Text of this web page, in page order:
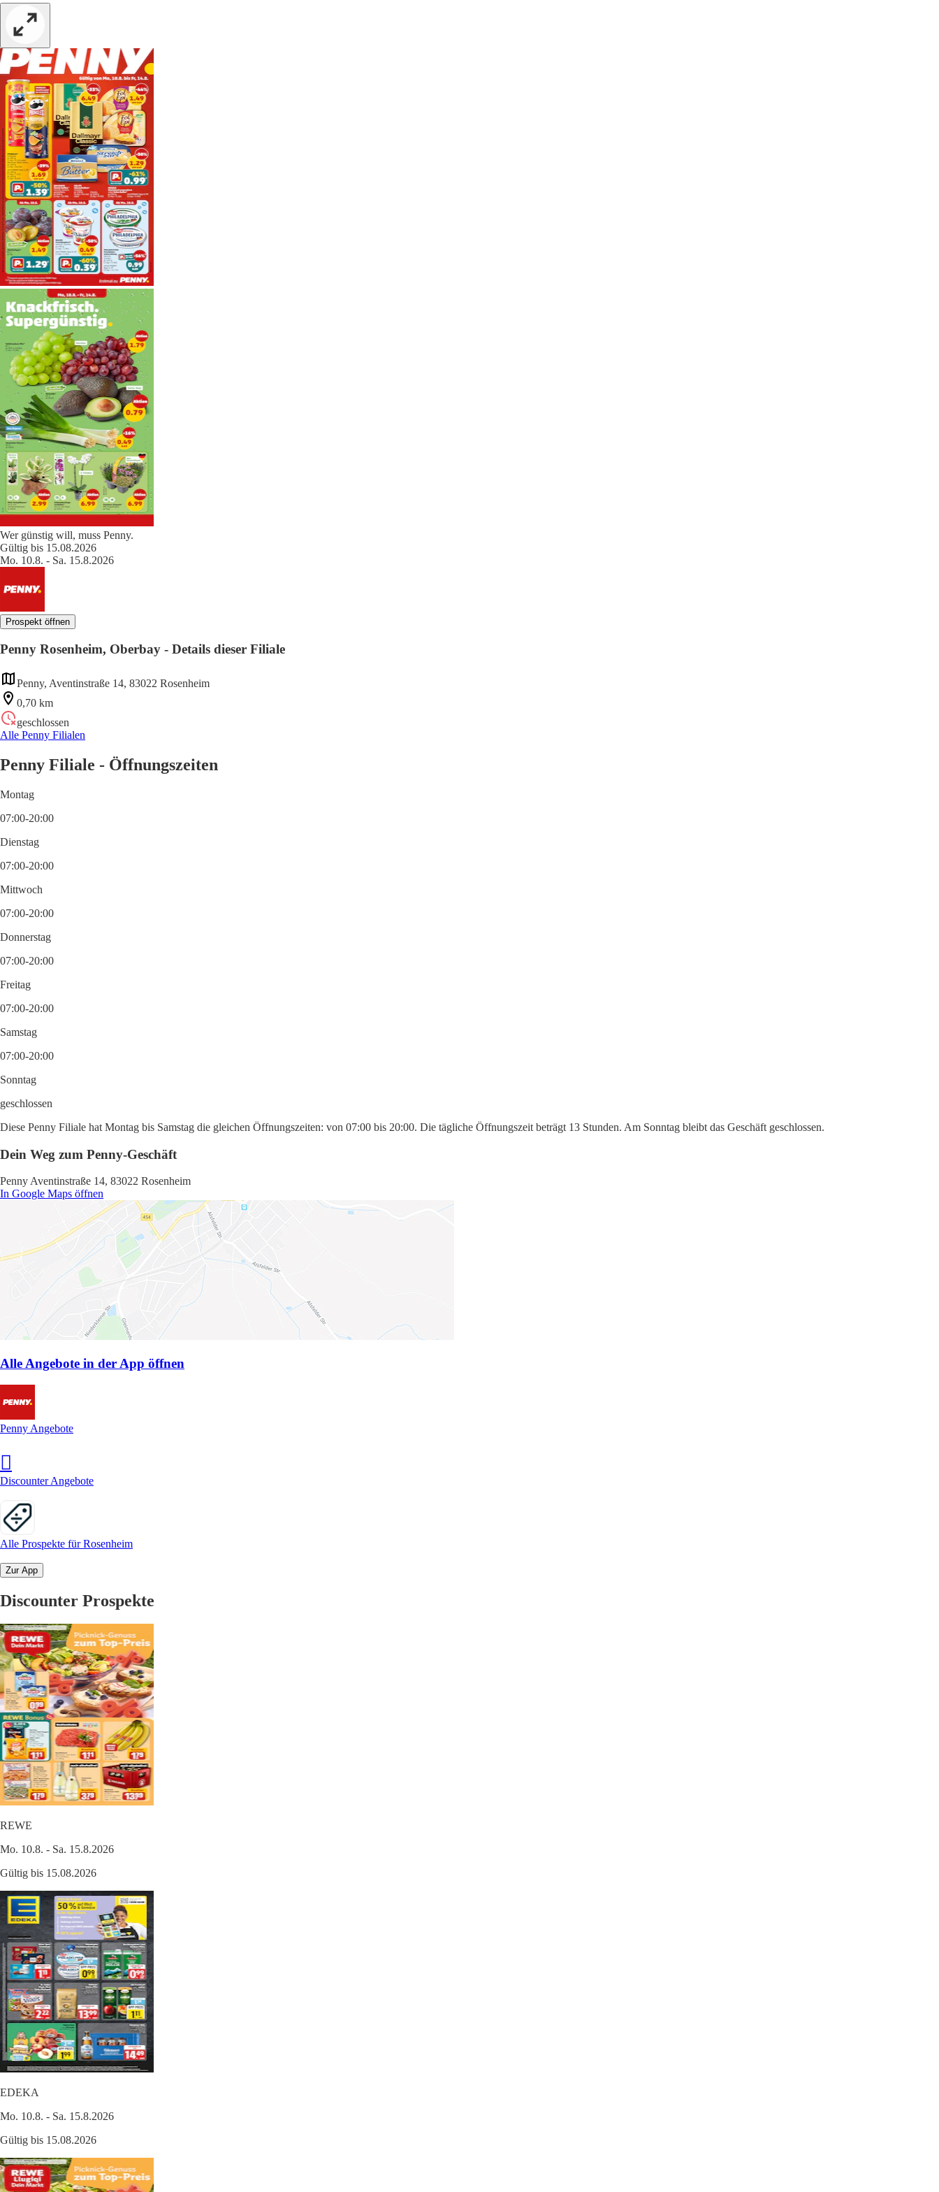
Wer günstig will, muss Penny.
Gültig bis 15.08.2026
Mo. 10.8. - Sa. 15.8.2026
Prospekt öffnen
Penny Rosenheim, Oberbay - Details dieser Filiale
Penny, Aventinstraße 14, 83022 Rosenheim
0,70 km
geschlossen
Alle Penny Filialen
Penny Filiale - Öffnungszeiten
Montag
07:00-20:00
Dienstag
07:00-20:00
Mittwoch
07:00-20:00
Donnerstag
07:00-20:00
Freitag
07:00-20:00
Samstag
07:00-20:00
Sonntag
geschlossen
Diese Penny Filiale hat Montag bis Samstag die gleichen Öffnungszeiten: von 07:00 bis 20:00. Die tägliche Öffnungszeit beträgt 13 Stunden. Am Sonntag bleibt das Geschäft geschlossen.
Dein Weg zum Penny-Geschäft
Penny Aventinstraße 14, 83022 Rosenheim
In Google Maps öffnen
Alle Angebote in der App öffnen
Penny Angebote
Discounter Angebote
Alle Prospekte für Rosenheim
Zur App
Discounter Prospekte
REWE
Mo. 10.8. - Sa. 15.8.2026
Gültig bis 15.08.2026
EDEKA
Mo. 10.8. - Sa. 15.8.2026
Gültig bis 15.08.2026